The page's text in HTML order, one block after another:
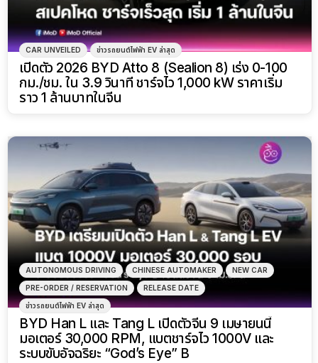
CAR UNVEILED ข่าวรถยนต์ไฟฟ้า EV ล่าสุด
เปิดตัว 2026 BYD Atto 8 (Sealion 8) เร่ง 0-100
กม./ชม. ใน 3.9 วินาที ชาร์จไว 1,000 kW ราคาเริ่ม
ราว 1 ล้านบาทในจีน
AUTONOMOUS DRIVING CHINESE AUTOMAKER NEW CAR
PRE-ORDER / RESERVATION RELEASE DATE
ข่าวรถยนต์ไฟฟ้า EV ล่าสุด
BYD Han L และ Tang L เปิดตัวจีน 9 เมษายนนี้
มอเตอร์ 30,000 RPM, แบตชาร์จไว 1000V และ
ระบบขับอัจฉริยะ “God’s Eye” B